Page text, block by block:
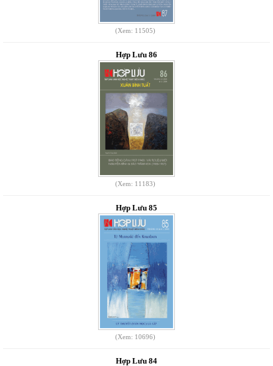
(Xem: 11505)
Hợp Lưu 86
(Xem: 11183)
Hợp Lưu 85
(Xem: 10696)
Hợp Lưu 84